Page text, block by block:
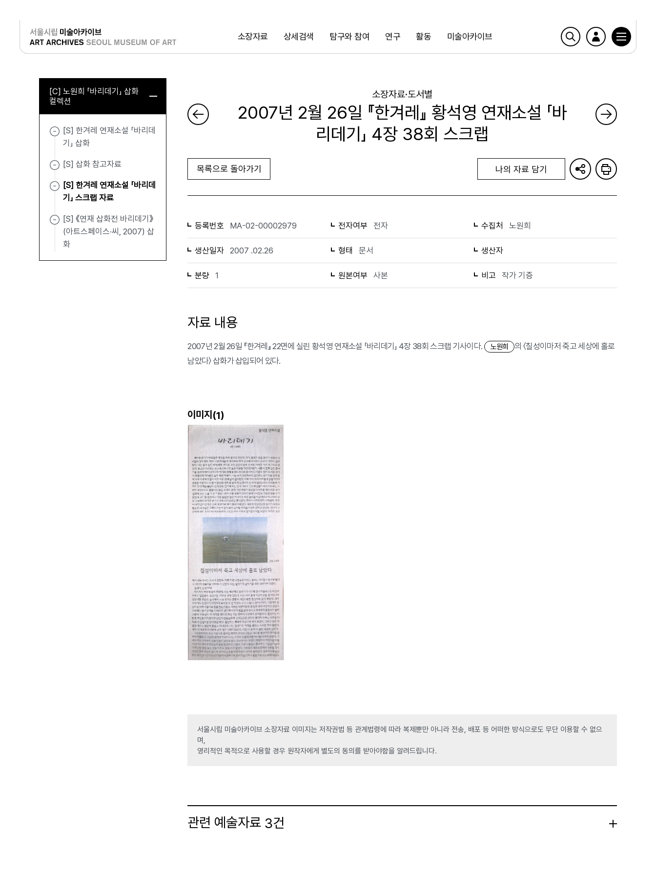
소장자료 상세검색 탐구와 참여 연구 활동 미술아카이브
검색
로그인
[C] 노원희 「바리데기」 삽화
컬렉션
[S] 한겨레 연재소설 「바리데
기」 삽화
[S] 삽화 참고자료
[S] 한겨레 연재소설 「바리데
기」 스크랩 자료
[S] 《연재 삽화전 바리데기》
(아트스페이스·씨, 2007) 삽
화
소장자료·도서별
2007년 2월 26일 『한겨레』 황석영 연재소설 「바
리데기」 4장 38회 스크랩
목록으로 돌아가기 나의 자료 담기
등록번호 MA-02-00002979 전자여부 전자 수집처 노원희
생산일자 2007 .02.26 형태 문서 생산자
분량 1 원본여부 사본 비고 작가 기증
자료 내용
2007년 2월 26일 『한겨레』 22면에 실린 황석영 연재소설 「바리데기」 4장 38회 스크랩 기사이다. 노원희
의 〈칠성이마저 죽고 세상에 홀로
남았다〉 삽화가 삽입되어 있다.
이미지(1)
서울시립 미술아카이브 소장자료 이미지는 저작권법 등 관계법령에 따라 복제뿐만 아니라 전송, 배포 등 어떠한 방식으로도 무단 이용할 수 없으
며,
영리적인 목적으로 사용할 경우 원작자에게 별도의 동의를 받아야함을 알려드립니다.
관련 예술자료 3건